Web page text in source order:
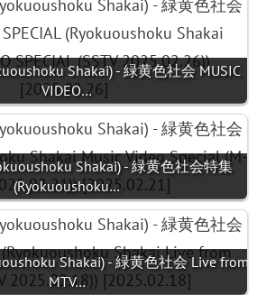
Shakai) - 緑黄色社会 MUSIC
VIDEO…
Shakai) - 緑黄色社会特集
(Ryokuoushoku…
Shakai) - 緑黄色社会 Live from
MTV…